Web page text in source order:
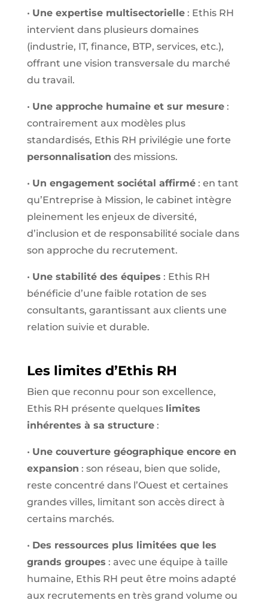
• Une expertise multisectorielle: Ethis RH
intervient dans plusieurs domaines
(industrie, IT, finance, BTP, services, etc.),
offrant une vision transversale du marché
du travail.
• Une approche humaine et sur mesure:
contrairement aux modèles plus
standardisés, Ethis RH privilégie une forte
personnalisation des missions.
• Un engagement sociétal affirmé: en tant
qu’Entreprise à Mission, le cabinet intègre
pleinement les enjeux de diversité,
d’inclusion et de responsabilité sociale dans
son approche du recrutement.
• Une stabilité des équipes : Ethis RH
bénéficie d’une faible rotation de ses
consultants, garantissant aux clients une
relation suivie et durable.
Les limites d’Ethis RH
Bien que reconnu pour son excellence,
Ethis RH présente quelques limites
inhérentes à sa structure:
• Une couverture géographique encore en
expansion : son réseau, bien que solide,
reste concentré dans l’Ouest et certaines
grandes villes, limitant son accès direct à
certains marchés.
• Des ressources plus limitées que les
grands groupes : avec une équipe à taille
humaine, Ethis RH peut être moins adapté
aux recrutements en très grand volume ou